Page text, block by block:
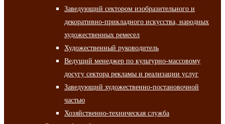
Заведующий сектором изобразительного и
декоративно-прикладного искусства, народных
художественных ремесел
Художественный руководитель
Ведущий менеджер по культурно-массовому
досугу сектора рекламы и реализации услуг
Заведующий художественно-постановочной
частью
Хозяйственно-техническая служба